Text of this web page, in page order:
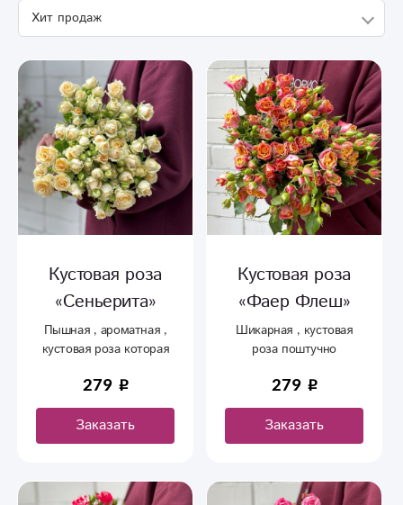
Кустовая роза
«Сеньерита»
Пышная , ароматная ,
кустовая роза которая
своей ножке
279
Заказать
Кустовая роза
«Фаер Флеш»
Шикарная , кустовая
роза поштучно
279
Заказать